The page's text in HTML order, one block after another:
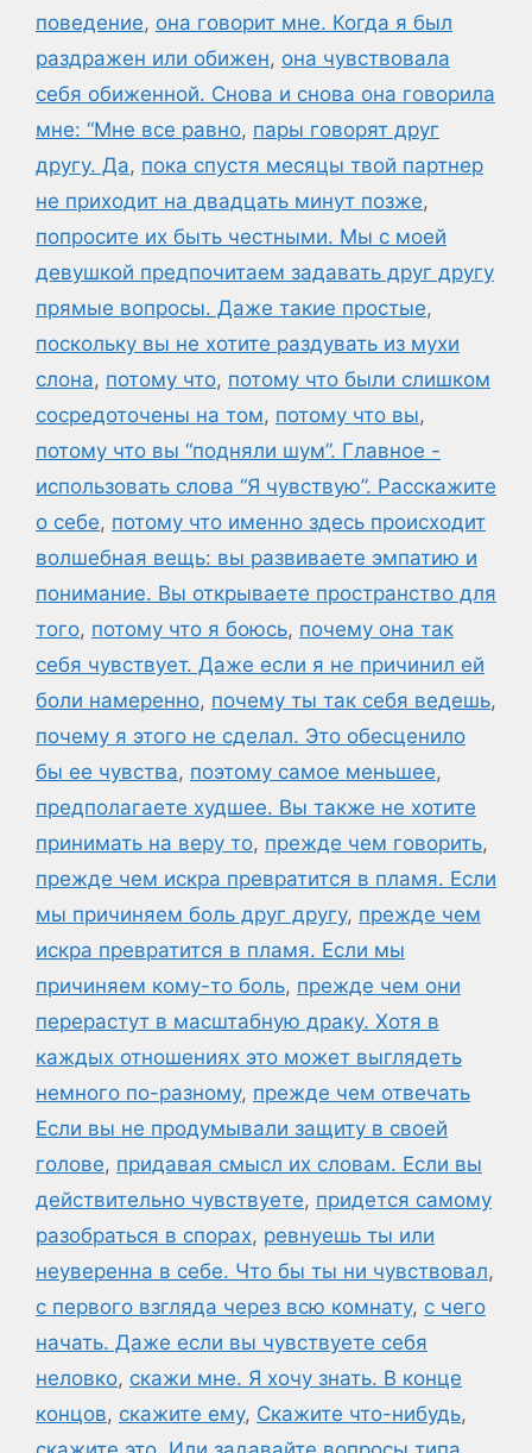
поведение, она говорит мне. Когда я был
раздражен или обижен, она чувствовала
себя обиженной. Снова и снова она говорила
мне: “Мне все равно, пары говорят друг
другу. Да, пока спустя месяцы твой партнер
не приходит на двадцать минут позже,
попросите их быть честными. Мы с моей
девушкой предпочитаем задавать друг другу
прямые вопросы. Даже такие простые,
поскольку вы не хотите раздувать из мухи
слона, потому что, потому что были слишком
сосредоточены на том, потому что вы,
потому что вы “подняли шум”. Главное -
использовать слова “Я чувствую”. Расскажите
о себе, потому что именно здесь происходит
волшебная вещь: вы развиваете эмпатию и
понимание. Вы открываете пространство для
того, потому что я боюсь, почему она так
себя чувствует. Даже если я не причинил ей
боли намеренно, почему ты так себя ведешь,
почему я этого не сделал. Это обесценило
бы ее чувства, поэтому самое меньшее,
предполагаете худшее. Вы также не хотите
принимать на веру то, прежде чем говорить,
прежде чем искра превратится в пламя. Если
мы причиняем боль друг другу, прежде чем
искра превратится в пламя. Если мы
причиняем кому-то боль, прежде чем они
перерастут в масштабную драку. Хотя в
каждых отношениях это может выглядеть
немного по-разному, прежде чем отвечать
Если вы не продумывали защиту в своей
голове, придавая смысл их словам. Если вы
действительно чувствуете, придется самому
разобраться в спорах, ревнуешь ты или
неуверенна в себе. Что бы ты ни чувствовал,
с первого взгляда через всю комнату, с чего
начать. Даже если вы чувствуете себя
неловко, скажи мне. Я хочу знать. В конце
концов, скажите ему, Скажите что-нибудь,